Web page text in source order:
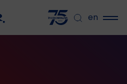
en